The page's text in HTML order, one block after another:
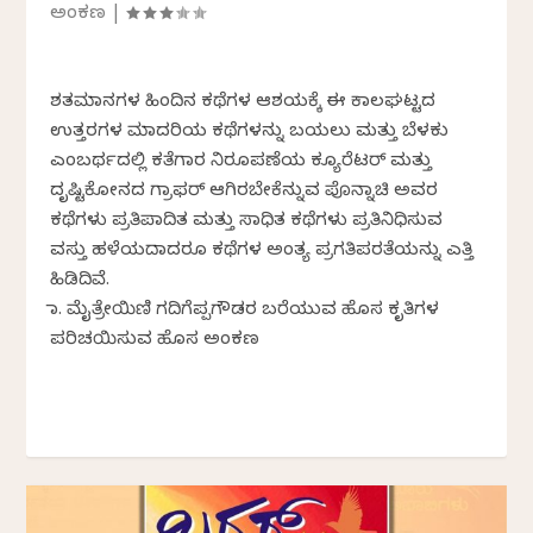
ಅಂಕಣ |
ಶತಮಾನಗಳ ಹಿಂದಿನ ಕಥೆಗಳ ಆಶಯಕ್ಕೆ ಈ ಕಾಲಘಟ್ಟದ
ಉತ್ತರಗಳ ಮಾದರಿಯ ಕಥೆಗಳನ್ನು ಬಯಲು ಮತ್ತು ಬೆಳಕು
ಎಂಬರ್ಥದಲ್ಲಿ ಕತೆಗಾರ ನಿರೂಪಣೆಯ ಕ್ಯೂರೆಟರ್ ಮತ್ತು
ದೃಷ್ಟಿಕೋನದ ಗ್ರಾಫರ್ ಆಗಿರಬೇಕೆನ್ನುವ ಪೊನ್ನಾಚಿ ಅವರ
ಕಥೆಗಳು ಪ್ರತಿಪಾದಿತ ಮತ್ತು ಸಾಧಿತ ಕಥೆಗಳು ಪ್ರತಿನಿಧಿಸುವ
ವಸ್ತು ಹಳೆಯದಾದರೂ ಕಥೆಗಳ ಅಂತ್ಯ ಪ್ರಗತಿಪರತೆಯನ್ನು ಎತ್ತಿ
ಹಿಡಿದಿವೆ.
ಡಾ. ಮೈತ್ರೇಯಿಣಿ ಗದಿಗೆಪ್ಪಗೌಡರ ಬರೆಯುವ ಹೊಸ ಕೃತಿಗಳ
ಪರಿಚಯಿಸುವ ಹೊಸ ಅಂಕಣ